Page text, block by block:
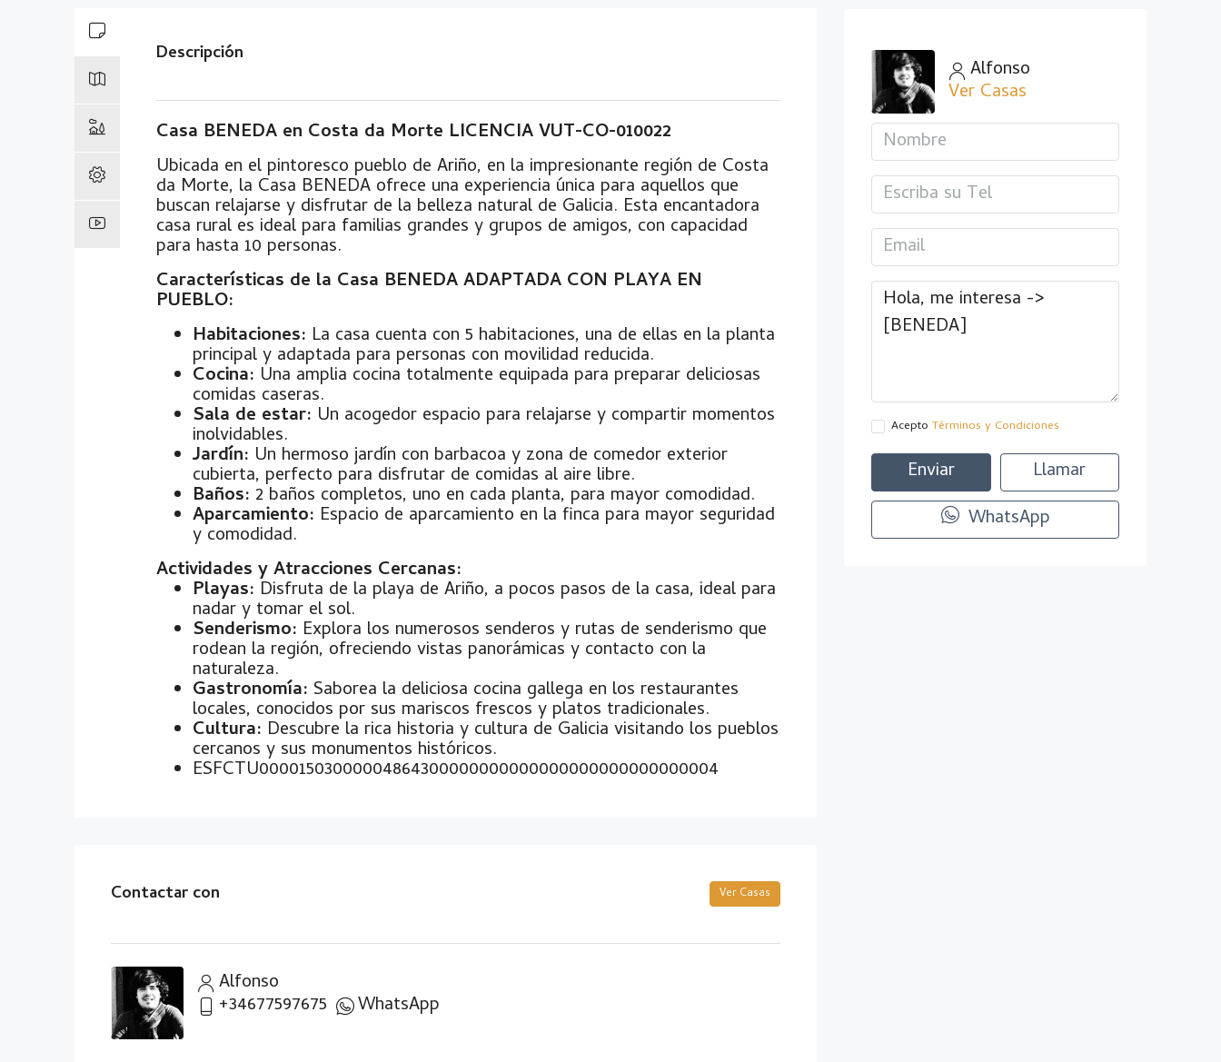
Descripción
Casa BENEDA en Costa da Morte LICENCIA VUT-CO-010022
Ubicada en el pintoresco pueblo de Ariño, en la impresionante región de Costa
da Morte, la Casa BENEDA ofrece una experiencia única para aquellos que
buscan relajarse y disfrutar de la belleza natural de Galicia. Esta encantadora
casa rural es ideal para familias grandes y grupos de amigos, con capacidad
para hasta 10 personas.
Características de la Casa BENEDA ADAPTADA CON PLAYA EN
PUEBLO:
Habitaciones: La casa cuenta con 5 habitaciones, una de ellas en la planta
principal y adaptada para personas con movilidad reducida.
Cocina: Una amplia cocina totalmente equipada para preparar deliciosas
comidas caseras.
Sala de estar: Un acogedor espacio para relajarse y compartir momentos
inolvidables.
Jardín: Un hermoso jardín con barbacoa y zona de comedor exterior
cubierta, perfecto para disfrutar de comidas al aire libre.
Baños: 2 baños completos, uno en cada planta, para mayor comodidad.
Aparcamiento: Espacio de aparcamiento en la finca para mayor seguridad
y comodidad.
Actividades y Atracciones Cercanas:
Playas: Disfruta de la playa de Ariño, a pocos pasos de la casa, ideal para
nadar y tomar el sol.
Senderismo: Explora los numerosos senderos y rutas de senderismo que
rodean la región, ofreciendo vistas panorámicas y contacto con la
naturaleza.
Gastronomía: Saborea la deliciosa cocina gallega en los restaurantes
locales, conocidos por sus mariscos frescos y platos tradicionales.
Cultura: Descubre la rica historia y cultura de Galicia visitando los pueblos
cercanos y sus monumentos históricos.
ESFCTU00001503000004864300000000000000000000000000004
Contactar con Ver Casas
Alfonso
+34677597675 WhatsApp
Alfonso
Ver Casas
Acepto Términos y Condiciones
Enviar
Llamar
WhatsApp